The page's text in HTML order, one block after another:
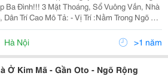
Ba Đình!!! 3 Mặt Thoáng, Sổ Vuông Vắn, Nhà
Tả: - Vị Trí :Nằm Trong Ngõ 82
Về Phía Giang Văn Minh Ngõ 3 Gác To Đẹp,
Đi. - Ngõ Gần Khu Bảo Tàng B52,...
Hà Nội >1 năm
Ở Kim Mã - Gần Oto - Ngõ Rộng